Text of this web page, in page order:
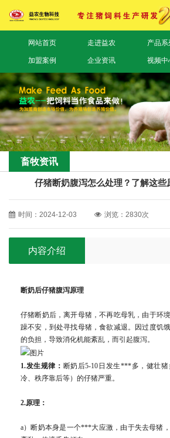
网站首页 走进益农 产品系
加盟案例 企业资讯 视频中
畜牧资讯
仔猪断奶腹泻怎么处理？了解这些
时间：2024-12-03 浏览：2830次
内容介绍
断奶后仔猪腹泻原理
仔猪断奶后，离开母猪，不再吃母乳，由于环
躁不安，到处寻找母猪，食欲减退。因过度饥
的负担，导致消化机能紊乱，而引起腹泻。
1.发生规律： 断奶后5-10日发生***多，健壮
冷、秩序靠后等）的仔猪严重。
2.原理：
a）断奶本身是一个***大应激，由于失去母猪